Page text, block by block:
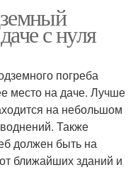
с нуля
погреба
место на даче. Лучше
на небольшом
Также
должен быть на
ближайших зданий и